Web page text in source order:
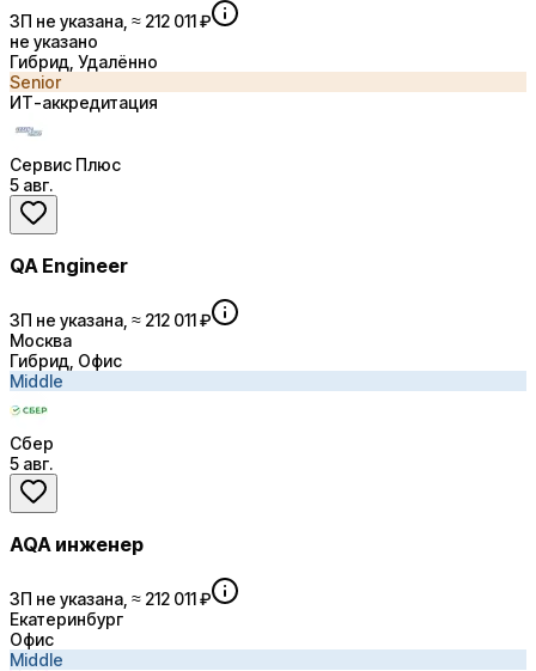
ЗП не указана, ≈ 212 011 ₽
не указано
Гибрид, Удалённо
Senior
ИТ-аккредитация
Сервис Плюс
5 авг.
QA Engineer
ЗП не указана, ≈ 212 011 ₽
Москва
Гибрид, Офис
Middle
Сбер
5 авг.
AQA инженер
ЗП не указана, ≈ 212 011 ₽
Екатеринбург
Офис
Middle